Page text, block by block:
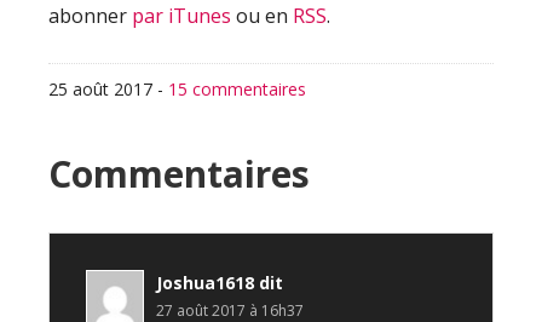
abonner par iTunes ou en RSS.
25 août 2017 - 15 commentaires
Interactions
du
lecteur
Commentaires
Joshua1618 dit
27 août 2017 à 16h37